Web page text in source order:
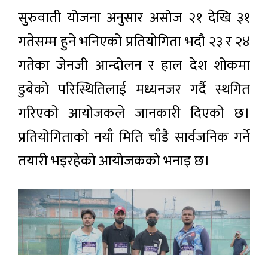
सुरुवाती योजना अनुसार असोज २१ देखि ३१
गतेसम्म हुने भनिएको प्रतियोगिता भदौ २३ र २४
गतेका जेनजी आन्दोलन र हाल देश शोकमा
डुबेको परिस्थितिलाई मध्यनजर गर्दै स्थगित
गरिएको आयोजकले जानकारी दिएको छ।
प्रतियोगिताको नयाँ मिति चाँडै सार्वजनिक गर्ने
तयारी भइरहेको आयोजकको भनाइ छ।